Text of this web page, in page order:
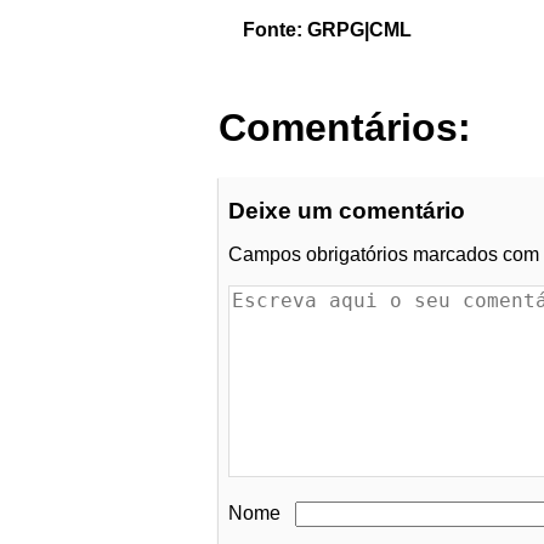
Fonte: GRPG|CML
Comentários:
Deixe um comentário
Campos obrigatórios marcados com
Nome